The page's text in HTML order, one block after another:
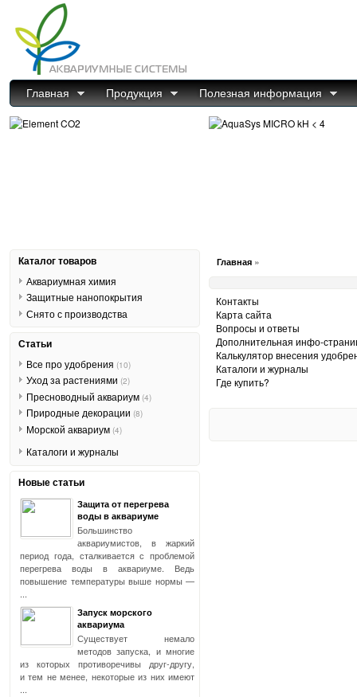
Главная Продукция Полезная информация
Главная »
Контакты
Карта сайта
Вопросы и ответы
Дополнительная инфо-
Калькулятор внесения
Каталоги и журналы
Где купить?
Каталог товаров
Аквариумная химия
Защитные нанопокрытия
Снято с производства
Статьи
Все про удобрения (10)
Уход за растениями (2)
Пресноводный аквариум (4)
Природные декорации (8)
Морской аквариум (4)
Каталоги и журналы
Новые статьи
Защита от перегрева
воды в аквариуме
Большинство
аквариумистов, в жаркий
период года, сталкивается с проблемой
перегрева воды в аквариуме. Ведь
повышение температуры выше нормы —
...
Запуск морского
аквариума
Существует немало
методов запуска, и многие
из которых противоречивы друг-другу,
и тем не менее, некоторые из них имеют
...